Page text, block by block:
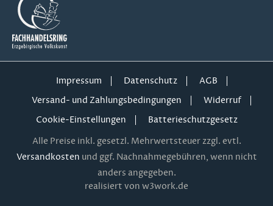
Impressum Datenschutz
AGB
Versand- und Zahlungsbedingungen
Widerruf
Cookie-Einstellungen
Batterieschutzgesetz
Alle Preise inkl. gesetzl. Mehrwertsteuer zzgl. evtl.
Versandkosten und ggf. Nachnahmegebühren, wenn nicht
anders angegeben.
realisiert von w3work.de